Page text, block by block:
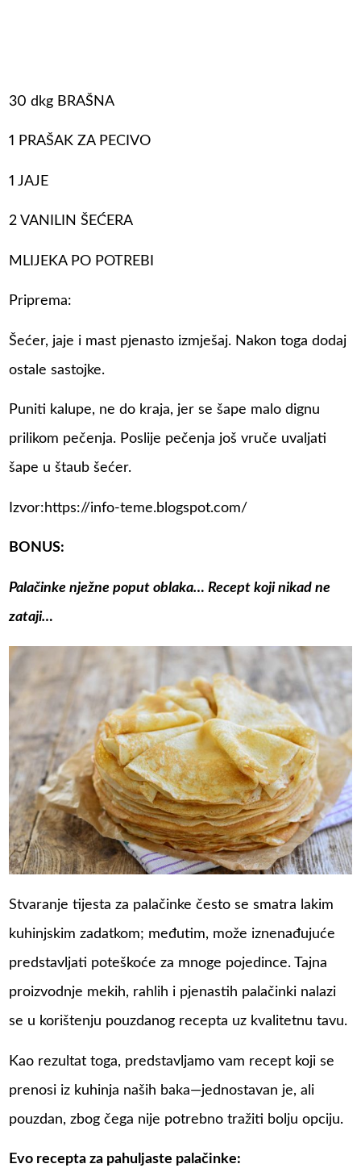
30 dkg BRAŠNA
1 PRAŠAK ZA PECIVO
1 JAJE
2 VANILIN ŠEĆERA
MLIJEKA PO POTREBI
Priprema:
Šećer, jaje i mast pjenasto izmješaj. Nakon toga dodaj
ostale sastojke.
Puniti kalupe, ne do kraja, jer se šape malo dignu
prilikom pečenja. Poslije pečenja još vruče uvaljati
šape u štaub šećer.
Izvor:https://info-teme.blogspot.com/
BONUS:
Palačinke nježne poput oblaka… Recept koji nikad ne
zataji…
Stvaranje tijesta za palačinke često se smatra lakim
kuhinjskim zadatkom; međutim, može iznenađujuće
predstavljati poteškoće za mnoge pojedince. Tajna
proizvodnje mekih, rahlih i pjenastih palačinki nalazi
se u korištenju pouzdanog recepta uz kvalitetnu tavu.
Kao rezultat toga, predstavljamo vam recept koji se
prenosi iz kuhinja naših baka—jednostavan je, ali
pouzdan, zbog čega nije potrebno tražiti bolju opciju.
Evo recepta za pahuljaste palačinke: